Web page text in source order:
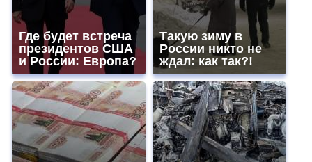
Где будет встреча
президентов США
и России: Европа?
Такую зиму в
России никто не
ждал: как так?!